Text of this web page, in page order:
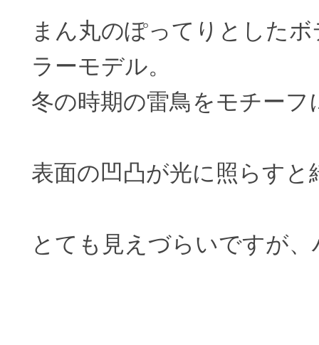
まん丸のぽってりとした
ラーモデル。
冬の時期の雷鳥をモチー
表面の凹凸が光に照らすと
とても見えづらいですが